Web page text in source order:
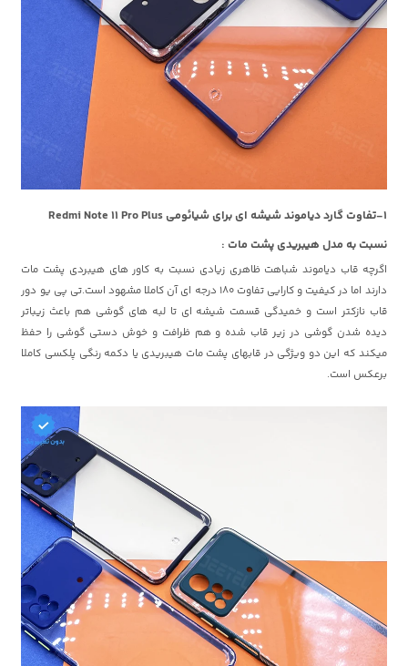
1-تفاوت گارد دیاموند شیشه ای برای شیائومی Redmi Note 11 Pro Plus
نسبت به مدل هیبریدی پشت مات :
اگرچه قاب دیاموند شباهت ظاهری زیادی نسبت به کاور های هیبردی پشت مات
دارند اما در کیفیت و کارایی تفاوت 180 درجه ای آن کاملا مشهود است.تی پی یو دور
قاب نازکتر است و خمیدگی قسمت شیشه ای تا لبه های گوشی هم باعث زیباتر
دیده شدن گوشی در زیر قاب شده و هم ظرافت و خوش دستی گوشی را حفظ
میکند که این دو ویژگی در قابهای پشت مات هیبریدی یا دکمه رنگی پلکسی کاملا
برعکس است.